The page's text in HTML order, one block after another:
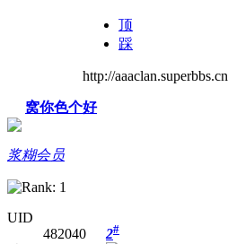
顶
踩
http://aaaclan.superbbs.cn
窝你色个好
浆糊会员
UID
482040
2#